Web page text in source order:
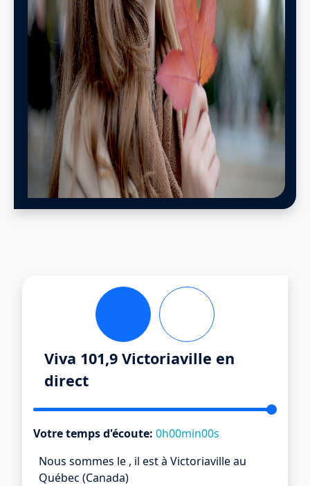
Viva 101,9 Victoriaville en
direct
Votre temps d'écoute: 0h00min00s
Nous sommes le , il està Victoriaville au
Québec (Canada)